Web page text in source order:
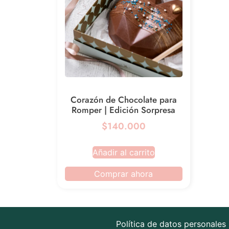
Corazón de Chocolate para
Romper | Edición Sorpresa
$140.000
Añadir al carrito
Comprar ahora
Política de datos personales